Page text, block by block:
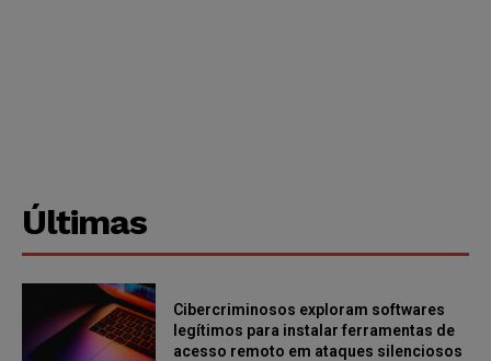
Últimas
Cibercriminosos exploram softwares
legítimos para instalar ferramentas de
acesso remoto em ataques silenciosos